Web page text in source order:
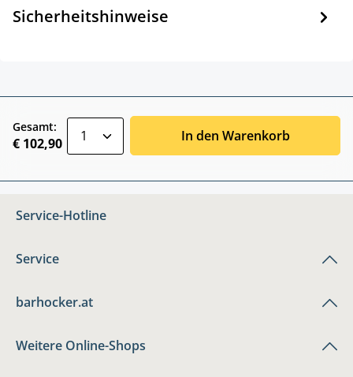
Sicherheitshinweise
Gesamt:
€ 102,90 In den Warenkorb
Service-Hotline
Service
barhocker.at
Weitere Online-Shops